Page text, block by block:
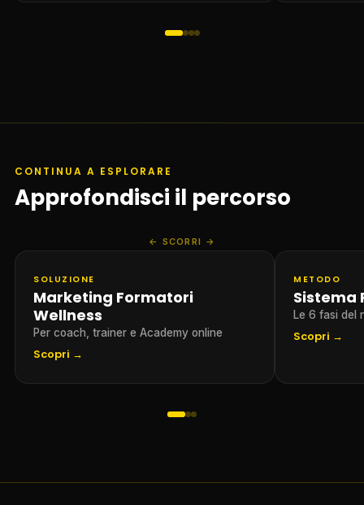
CONTINUA A ESPLORARE
Approfondisci il percorso
SCORRI
SOLUZIONE
Marketing Formatori
Wellness
Per coach, trainer e Academy online
Scopri →
METODO
Sistema
Le 6 fasi del
Scopri →